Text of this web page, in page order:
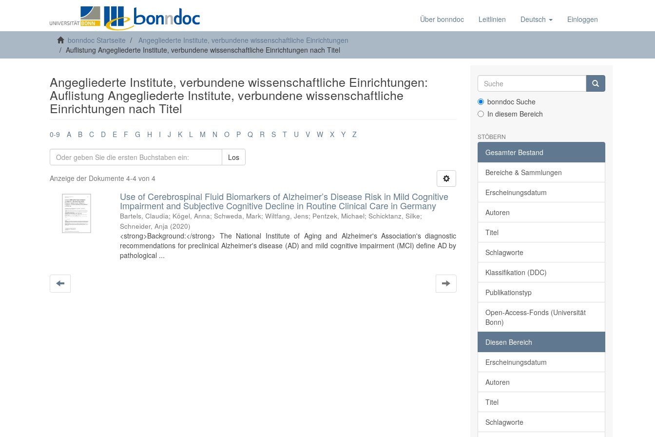
Über bonndoc Leitlinien Deutsch Einloggen
bonndoc Startseite
Angegliederte Institute, verbundene wissenschaftliche Einrichtungen
Auflistung Angegliederte Institute, verbundene wissenschaftliche Einrichtungen nach Titel
Angegliederte Institute, verbundene wissenschaftliche Einrichtungen:
Auflistung Angegliederte Institute, verbundene wissenschaftliche
Einrichtungen nach Titel
0-9 A B C D E F G H I J K L M N O P Q R S T U V W X Y Z
Los
Anzeige der Dokumente 4-4 von 4
Use of Cerebrospinal Fluid Biomarkers of Alzheimer’s Disease Risk in Mild Cognitive
Impairment and Subjective Cognitive Decline in Routine Clinical Care in Germany
Bartels, Claudia; Kögel, Anna;Schweda, Mark;Wiltfang, Jens; Pentzek, Michael;Schicktanz, Silke;
Schneider, Anja (2020)
<strong>Background:</strong> The National Institute of Aging and Alzheimer's Association's diagnostic
recommendations for preclinical Alzheimer's disease (AD) and mild cognitive impairment (MCI) define AD by
pathological ...
bonndoc Suche
In diesem Bereich
STÖBERN
Gesamter Bestand
Bereiche & Sammlungen
Erscheinungsdatum
Autoren
Titel
Schlagworte
Klassifikation (DDC)
Publikationstyp
Open-Access-Fonds (Universität
Bonn)
Diesen Bereich
Erscheinungsdatum
Autoren
Titel
Schlagworte